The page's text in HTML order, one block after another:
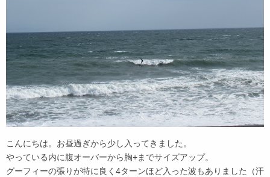
こんにちは。お昼過ぎから少し入ってきました。
やっている内に腹オーバーから胸+までサイズアップ。
グーフィーの張りが特に良く4ターンほど入った波もありました（汗